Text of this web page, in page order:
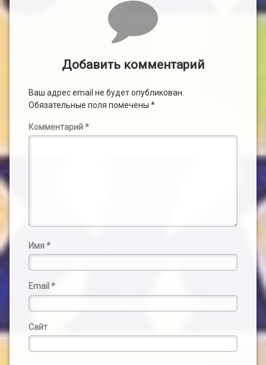
Добавить комментарий
Ваш адрес email не будет опубликован.
Обязательные поля помечены *
Комментарий*
Имя*
Email *
Сайт